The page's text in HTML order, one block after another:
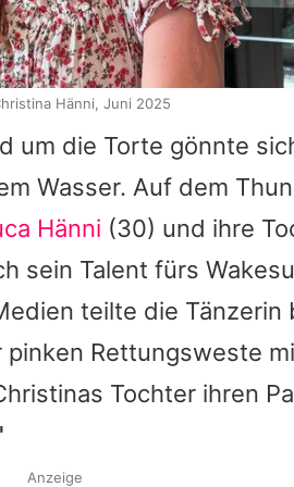
um die Torte gönnte
Wasser. Auf dem
Hänni (30) und ihre
sein Talent fürs
teilte die Tänzerin
pinken Rettungsweste
Tochter ihren
Hänni, Juni 2025
Anzeige